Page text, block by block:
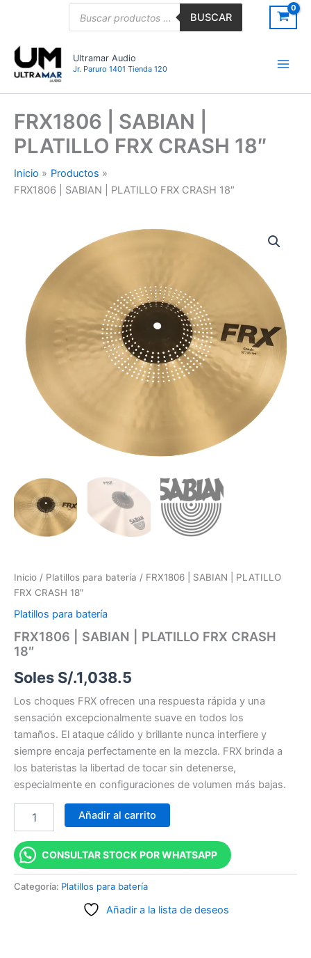
BUSCAR
Ultramar Audio
Jr. Paruro 1401 Tienda 120
FRX1806 | SABIAN |
PLATILLO FRX CRASH 18″
Inicio
Productos
FRX1806 | SABIAN | PLATILLO FRX CRASH 18″
Inicio / Platillos para batería / FRX1806 | SABIAN | PLATILLO
FRX CRASH 18″
Platillos para batería
FRX1806 | SABIAN | PLATILLO FRX CRASH
18″
Soles S/.1,038.5
Los choques FRX ofrecen una respuesta rápida y una
sensación excepcionalmente suave en todos los
tamaños. El ataque cálido y brillante nunca interfiere y
siempre encaja perfectamente en la mezcla. FRX brinda a
los bateristas la libertad de tocar sin detenerse,
especialmente en configuraciones de volumen más bajas.
PLATILLO
CRASH
18"
cantidad
Añadir al carrito
CONSULTAR STOCK POR WHATSAPP
Categoría: Platillos para batería
Añadir a la lista de deseos